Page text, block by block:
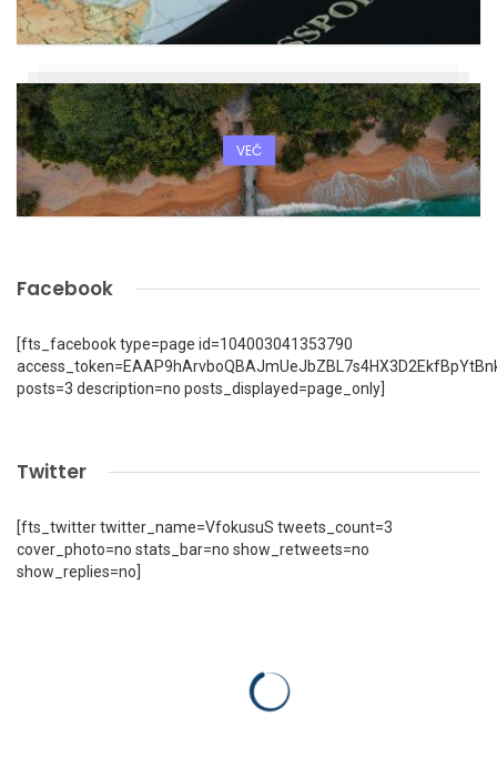
VEČ
Facebook
[fts_facebook type=page id=104003041353790
posts=3 description=no posts_displayed=page_only]
Twitter
[fts_twitter twitter_name=VfokusuS tweets_count=3
cover_photo=no stats_bar=no show_retweets=no
show_replies=no]